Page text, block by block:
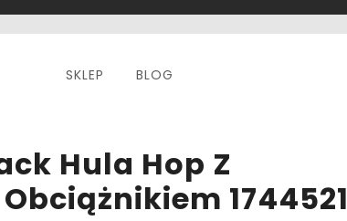
SKLEP BLOG
Hula Hop Z
1744521